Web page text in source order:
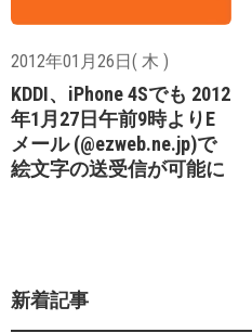
2012年01月26日( 木 )
KDDI、iPhone 4Sでも 2012
年1月27日午前9時よりE
メール (@ezweb.ne.jp)で
絵文字の送受信が可能に
新着記事